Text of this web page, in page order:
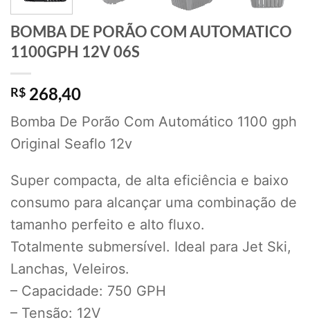
BOMBA DE PORÃO COM AUTOMATICO
1100GPH 12V 06S
R$ 268,40
Bomba De Porão Com Automático 1100 gph
Original Seaflo 12v
Super compacta, de alta eficiência e baixo
consumo para alcançar uma combinação de
tamanho perfeito e alto fluxo.
Totalmente submersível. Ideal para Jet Ski,
Lanchas, Veleiros.
– Capacidade: 750 GPH
– Tensão: 12V